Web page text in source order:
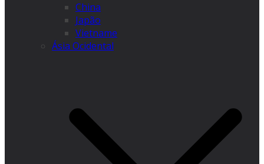
China
Japão
Vietname
Ásia Ocidental